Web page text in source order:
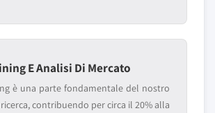
E Analisi Di Mercato
è una parte fondamentale del nostro
contribuendo per circa il 20% alla